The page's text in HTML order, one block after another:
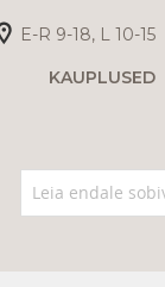
E-R 9-18, L 10-15
KAUPLUSED